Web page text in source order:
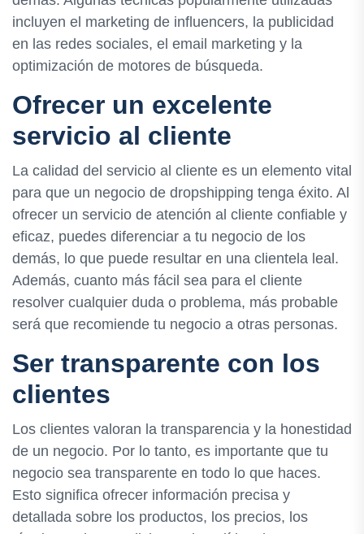
incluyen el marketing de influencers, la publicidad
en las redes sociales, el email marketing y la
optimización de motores de búsqueda.
Ofrecer un excelente
servicio al cliente
La calidad del servicio al cliente es un elemento vital
para que un negocio de dropshipping tenga éxito. Al
ofrecer un servicio de atención al cliente confiable y
eficaz, puedes diferenciar a tu negocio de los
demás, lo que puede resultar en una clientela leal.
Además, cuanto más fácil sea para el cliente
resolver cualquier duda o problema, más probable
será que recomiende tu negocio a otras personas.
Ser transparente con los
clientes
Los clientes valoran la transparencia y la honestidad
de un negocio. Por lo tanto, es importante que tu
negocio sea transparente en todo lo que haces.
Esto significa ofrecer información precisa y
detallada sobre los productos, los precios, los